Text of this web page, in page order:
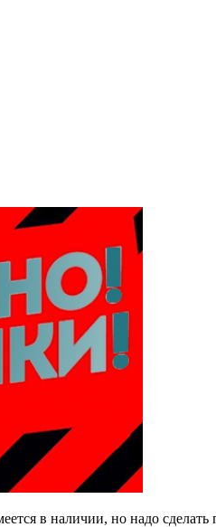
в наличии, но надо